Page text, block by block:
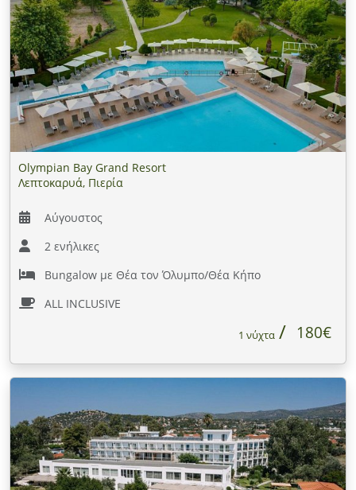
Olympian Bay Grand Resort
Λεπτοκαρυά, Πιερία
Αύγουστος
2 ενήλικες
Bungalow με Θέα τον Όλυμπο/Θέα Κήπο
ALL INCLUSIVE
1 νύχτα 180€